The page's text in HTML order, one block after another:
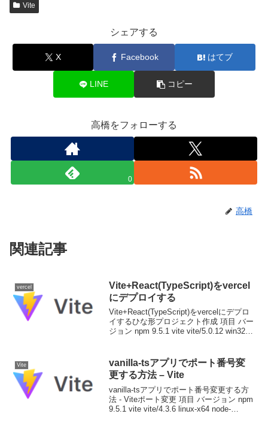
Vite
シェアする
X Facebook はてブ
LINE コピー
高橋をフォローする
0
高橋
関連記事
vercel
Vite+React(TypeScript)をvercel
にデプロイする
Vite+React(TypeScript)をvercelにデプロ
イするひな形プロジェクト作成 項目 バー
ジョン npm 9.5.1 vite vite/5.0.12 win32-
Vite
vanilla-tsアプリでポート番号変
更する方法 – Vite
vanilla-tsアプリでポート番号変更する方
法 - Viteポート変更 項目 バージョン npm
9.5.1 vite vite/4.3.6 linux-x64 node-